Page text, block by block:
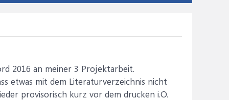
2016 an meiner 3 Projektarbeit.
etwas mit dem Literaturverzeichnis nicht
provisorisch kurz vor dem drucken i.O.